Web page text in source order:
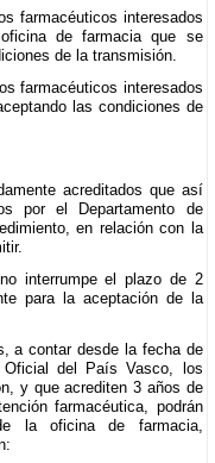
farmacéuticos interesados
de farmacia que se
de la transmisión.
farmacéuticos interesados
las condiciones de
acreditados que así
por el Departamento de
en relación con la
interrumpe el plazo de 2
para la aceptación de la
a contar desde la fecha de
del País Vasco, los
y que acrediten 3 años de
farmacéutica, podrán
la oficina de farmacia,